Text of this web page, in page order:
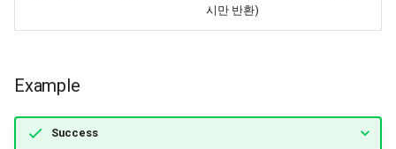
시만 반환)
Example
Success